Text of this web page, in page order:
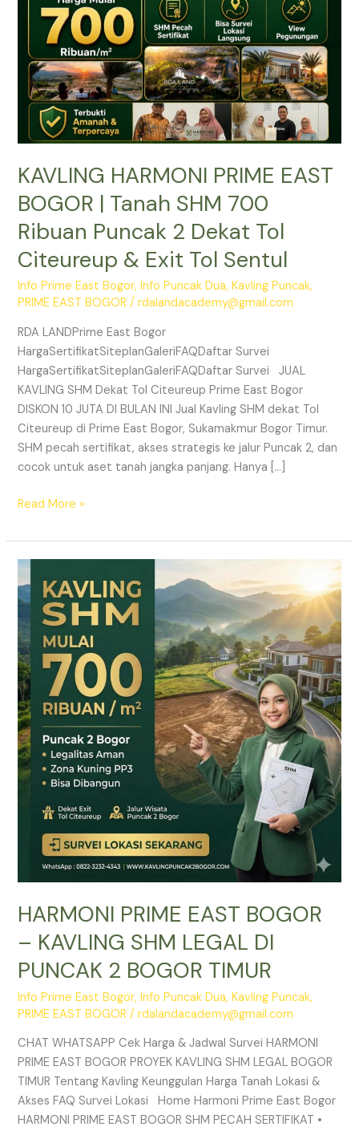
KAVLING HARMONI PRIME EAST
BOGOR | Tanah SHM 700
Ribuan Puncak 2 Dekat Tol
Citeureup & Exit Tol Sentul
Info Prime East Bogor,Info Puncak Dua,Kavling Puncak,
PRIME EAST BOGOR /rdalandacademy@gmail.com
RDA LANDPrime East Bogor
HargaSertifikatSiteplanGaleriFAQDaftar Survei
HargaSertifikatSiteplanGaleriFAQDaftar Survei JUAL
KAVLING SHM Dekat Tol Citeureup Prime East Bogor
DISKON 10 JUTA DI BULAN INI Jual Kavling SHM dekat Tol
Citeureup di Prime East Bogor, Sukamakmur Bogor Timur.
SHM pecah sertifikat, akses strategis ke jalur Puncak 2, dan
cocok untuk aset tanah jangka panjang. Hanya […]
Tanah
700
Ribuan
Puncak
Dekat
Citeureup
Exit
Tol
Read More »
HARMONI PRIME EAST BOGOR
– KAVLING SHM LEGAL DI
PUNCAK 2 BOGOR TIMUR
Info Prime East Bogor,Info Puncak Dua,Kavling Puncak,
PRIME EAST BOGOR /rdalandacademy@gmail.com
CHAT WHATSAPP Cek Harga & Jadwal Survei HARMONI
PRIME EAST BOGOR PROYEK KAVLING SHM LEGAL BOGOR
TIMUR Tentang Kavling Keunggulan Harga Tanah Lokasi &
Akses FAQ Survei Lokasi Home Harmoni Prime East Bogor
HARMONI PRIME EAST BOGOR SHM PECAH SERTIFIKAT •
HARMONI
PRIME
EAST
BOGOR
–
KAVLING
SHM
LEGAL
DI
PUNCAK
2
BOGOR